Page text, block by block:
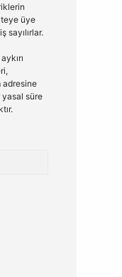
üye
sayılırlar.
adresine
süre